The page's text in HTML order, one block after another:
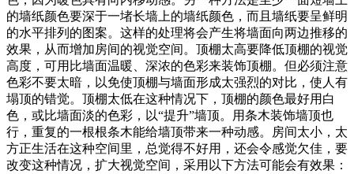
的墙纸颜色要深于一堵长墙上的墙纸颜色，而且墙纸要呈鲜明
的水平排列的图案。这样的处理将会产生将墙面向两边推移的
效果，从而增加房间的视觉空间。顶棚太高要降低顶棚的视觉
高度，可用比墙面温暖、深浓的色彩来装饰顶棚。但必须注意
色彩不要太暗，以免使顶棚与墙面形成太强烈的对比，使人有
塌顶的错觉。顶棚太低在这种情况下，顶棚的颜色最好用白
色，或比墙面淡的色彩，以“提升”墙顶。用条木装饰墙顶也
行，重复的一根根条木能给墙顶带来一种动感。房间太小，太
方正生活在这种空间里，总觉得不好用，还会令感觉欠佳，要
改变这种情况，扩大视觉空间，采用以下方法可能会有效果：